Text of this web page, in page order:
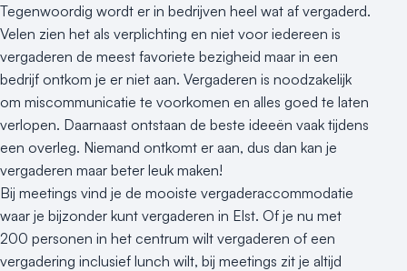
Buitenlocatie
Duurzame locatie
Groene locatie
Heisessie
Hotel
Hybride events
Industriële locatie
Kasteel en landgoed
Kleine / intieme locatie
Locaties aan zee
Tegenwoordig wordt er in bedrijven heel wat af vergaderd.
Velen zien het als verplichting en niet voor iedereen is
vergaderen de meest favoriete bezigheid maar in een
bedrijf ontkom je er niet aan. Vergaderen is noodzakelijk
om miscommunicatie te voorkomen en alles goed te laten
verlopen. Daarnaast ontstaan de beste ideeën vaak tijdens
een overleg. Niemand ontkomt er aan, dus dan kan je
vergaderen maar beter leuk maken!
Bij meetings vind je de mooiste vergaderaccommodatie
waar je bijzonder kunt vergaderen in Elst. Of je nu met
200 personen in het centrum wilt vergaderen of een
vergadering inclusief lunch wilt, bij meetings zit je altijd